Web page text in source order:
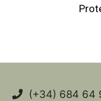
(+34) 684 64